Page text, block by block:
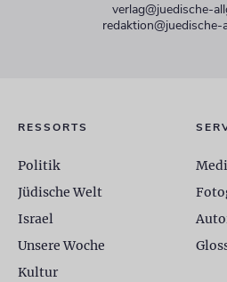
verlag@juedische-
redaktion@juedische-
RESSORTS
Politik
Jüdische Welt
Israel
Unsere Woche
Kultur